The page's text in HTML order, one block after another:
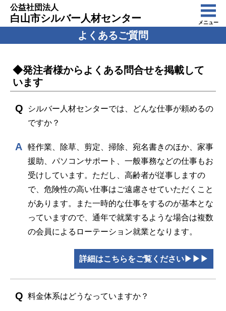
公益社団法人
白山市シルバー人材センター メニュー
よくあるご質問
◆発注者様からよくある問合せを掲載して
います
シルバー人材センターでは、どんな仕事が頼めるの
ですか？
軽作業、除草、剪定、掃除、宛名書きのほか、家事
援助、パソコンサポート、一般事務などの仕事もお
受けしています。ただし、高齢者が従事しますの
で、危険性の高い仕事はご遠慮させていただくこと
があります。また一時的な仕事をするのが基本とな
っていますので、通年で就業するような場合は複数
の会員によるローテーション就業となります。
詳細はこちらをご覧ください▶▶▶
料金体系はどうなっていますか？